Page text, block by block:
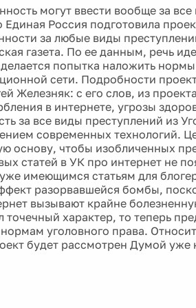
могут ввести вообще за
Единая Россия подготовила
за любые виды
газета. По ее данным, речь
делается попытка наложить
сети. Подробности
Железняк: с его слов, из
в интернете, угрозы
за все виды преступлений из
современных технологий.
основу, чтобы изобличенных
статей в УК про интернет не
имеющимся статьям для
разорвавшейся бомбы,
вызывают крайне
характер, то теперь
уголовного права.
будет рассмотрен Думой уже